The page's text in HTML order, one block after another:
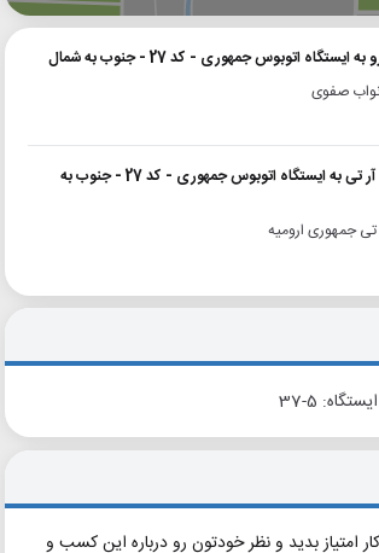
اتوبوس جمهوری - کد 27 - جنوب به شمال
نواب صفوی
نزدیک ترین ایستگاه بی آر تی به ایستگاه اتوبوس جمهوری - کد 27 - جنوب به
تی جمهوری ارومیه
5-37
امتیاز بدید و نظر خودتون رو درباره این کسب و